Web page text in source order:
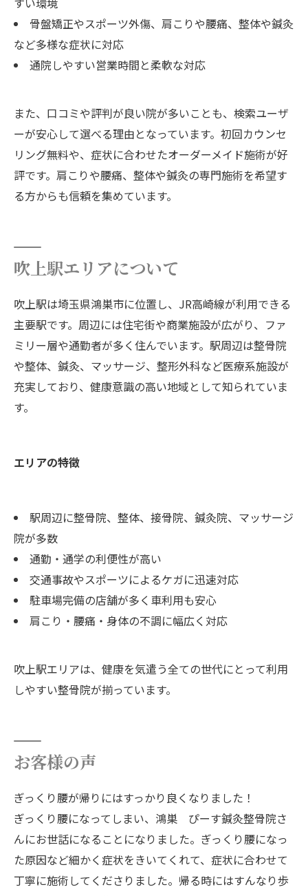
骨盤矯正やスポーツ外傷、肩こりや腰痛、整体や鍼灸
など多様な症状に対応
通院しやすい営業時間と柔軟な対応
また、口コミや評判が良い院が多いことも、検索ユーザ
ーが安心して選べる理由となっています。初回カウンセ
リング無料や、症状に合わせたオーダーメイド施術が好
評です。肩こりや腰痛、整体や鍼灸の専門施術を希望す
る方からも信頼を集めています。
吹上駅エリアについて
吹上駅は埼玉県鴻巣市に位置し、JR高崎線が利用できる
主要駅です。周辺には住宅街や商業施設が広がり、ファ
ミリー層や通勤者が多く住んでいます。駅周辺は整骨院
や整体、鍼灸、マッサージ、整形外科など医療系施設が
充実しており、健康意識の高い地域として知られていま
す。
エリアの特徴
駅周辺に整骨院、整体、接骨院、鍼灸院、マッサージ
院が多数
通勤・通学の利便性が高い
交通事故やスポーツによるケガに迅速対応
駐車場完備の店舗が多く車利用も安心
肩こり・腰痛・身体の不調に幅広く対応
吹上駅エリアは、健康を気遣う全ての世代にとって利用
しやすい整骨院が揃っています。
お客様の声
ぎっくり腰が帰りにはすっかり良くなりました！
ぎっくり腰になってしまい、鴻巣 ぴーす鍼灸整骨院さ
んにお世話になることになりました。ぎっくり腰になっ
た原因など細かく症状をきいてくれて、症状に合わせて
丁寧に施術してくださりました。帰る時にはすんなり歩